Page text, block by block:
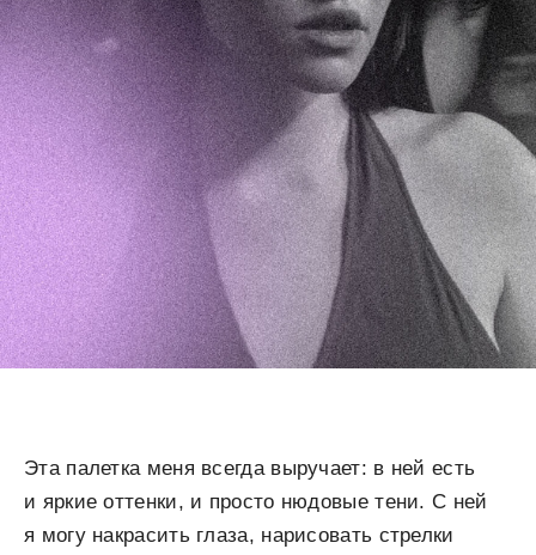
Эта палетка меня всегда выручает: в ней есть
и яркие оттенки, и просто нюдовые тени. С ней
я могу накрасить глаза, нарисовать стрелки